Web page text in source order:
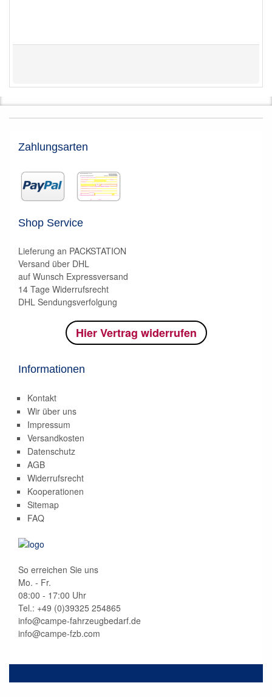
Zahlungsarten
Shop Service
Lieferung an PACKSTATION
Versand über DHL
auf Wunsch Expressversand
14 Tage Widerrufsrecht
DHL Sendungsverfolgung
Hier Vertrag widerrufen
Informationen
Kontakt
Wir über uns
Impressum
Versandkosten
Datenschutz
AGB
Widerrufsrecht
Kooperationen
Sitemap
FAQ
So erreichen Sie uns
Mo. - Fr.
08:00 - 17:00 Uhr
Tel.: +49 (0)39325 254865
info@campe-fahrzeugbedarf.de
info@campe-fzb.com